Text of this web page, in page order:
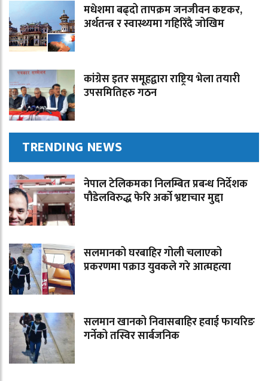
मधेशमा बढ्दो तापक्रम जनजीवन कष्टकर,
अर्थतन्त्र र स्वास्थ्यमा गहिरिँदै जोखिम
कांग्रेस इतर समूहद्वारा राष्ट्रिय भेला तयारी
उपसमितिहरु गठन
TRENDING NEWS
नेपाल टेलिकमका निलम्बित प्रबन्ध निर्देशक
पौडेलविरुद्ध फेरि अर्को भ्रष्टाचार मुद्दा
सलमानको घरबाहिर गोली चलाएको
प्रकरणमा पक्राउ युवकले गरे आत्महत्या
सलमान खानको निवासबाहिर हवाई फायरिङ
गर्नेको तस्विर सार्बजनिक